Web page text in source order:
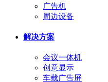
广告机
周边设备
解决方案
会议一体机
创意显示
车载广告屏